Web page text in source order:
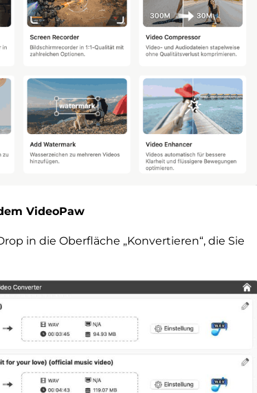
VideoPaw
in die Oberfläche „Konvertieren“, die Sie